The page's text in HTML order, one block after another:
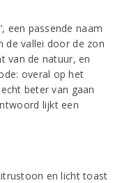
een passende naam
de vallei door de zon
van de natuur, en
overal op het
beter van gaan
lijkt een
en licht toast